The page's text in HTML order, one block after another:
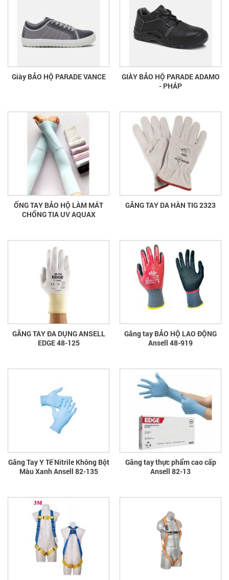
Giày BẢO HỘ PARADE VANCE
GIÀY BẢO HỘ PARADE ADAMO
- PHÁP
ỐNG TAY BẢO HỘ LÀM MÁT
CHỐNG TIA UV AQUAX
GĂNG TAY DA HÀN TIG 2323
GĂNG TAY ĐA DỤNG ANSELL
EDGE 48-125
Găng tay BẢO HỘ LAO ĐỘNG
Ansell 48-919
Găng Tay Y Tế Nitrile Không Bột
Màu Xanh Ansell 82-135
Găng tay thực phẩm cao cấp
Ansell 82-13